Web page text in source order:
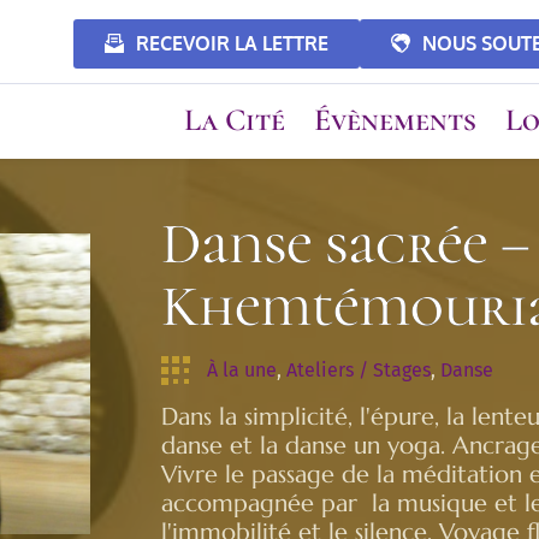
RECEVOIR LA LETTRE NOUS
La Cité Évènements
Danse sacrée
À la une, Ateliers / Stages, Danse
Dans la simplicité, l'épure, la
danse et la danse un yoga.
Vivre le passage de la méditation
accompagnée par la musique et
l'immobilité et le silence. Voyage